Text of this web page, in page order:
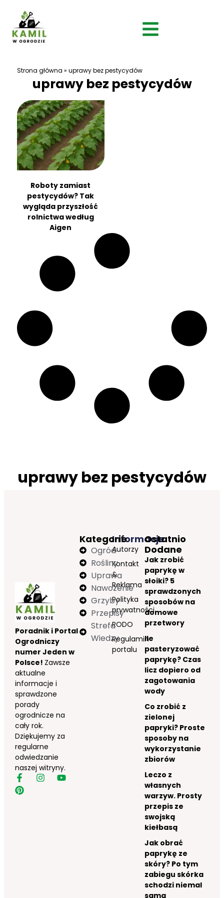
Strona główna » uprawy bez pestycydów
uprawy bez pestycydów
Roboty zamiast
pestycydów? Tak
wygląda przyszłość
rolnictwa według
Aigen
uprawy bez pestycydów
Poradnik i Portal
Ogrodniczy
numer Jeden w
Polsce! Zawsze
aktualne
informacje i
sprawdzone
porady
ogrodnicze na
cały rok.
Dziękujemy za
regularne
odwiedzanie
naszej witryny.
Informacje
Autorzy
Kontakt
&
Reklama
Polityka
prywatności
RODO
Regulamin
portalu
Kategorie
Ogród
Rośliny
Uprawa
Nawożenie
Grzyby
Przepisy
Strefa
Wiedzy
Ostatnio
Dodane
Jak zrobić
paprykę w
słoiki? 5
sprawdzonych
sposobów na
domowe
przetwory
Ile
pasteryzować
paprykę? Czas
licz dopiero od
zagotowania
wody
Co zrobić z
zielonej
papryki? Proste
sposoby na
wykorzystanie
zbiorów
Leczo z
własnych
warzyw. Prosty
przepis ze
swojską
kiełbasą
Jak obrać
paprykę ze
skóry? Po tym
zabiegu skórka
schodzi niemal
sama